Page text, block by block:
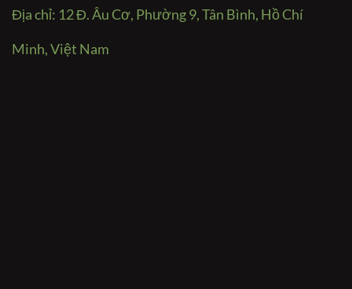
Địa chỉ: 12 Đ. Âu Cơ, Phường 9, Tân Bình, Hồ Chí
Minh, Việt Nam